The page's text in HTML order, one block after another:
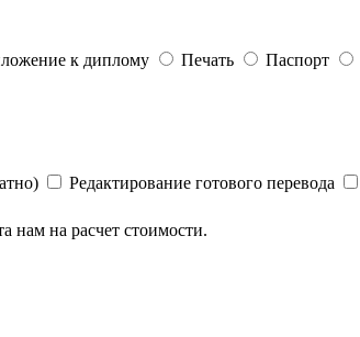
к диплому Печать Паспорт
Редактирование готового перевода
нам на расчет стоимости.